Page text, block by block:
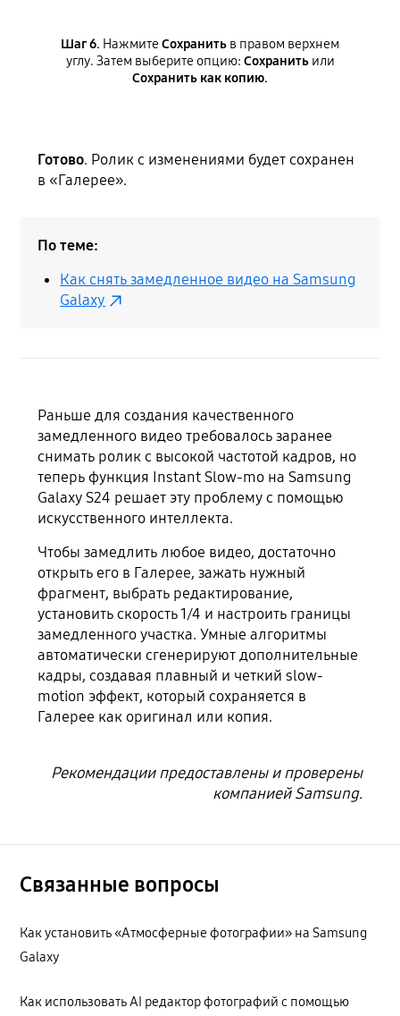
Шаг 6. НажмитеСохранить в правом верхнем
углу. Затем выберите опцию: Сохранитьили
Сохранить как копию.
Готово. Ролик с изменениями будет сохранен
в «Галерее».
По теме:
Как снять замедленное видео на Samsung
Galaxy
Раньше для создания качественного
замедленного видео требовалось заранее
снимать ролик с высокой частотой кадров, но
теперь функция Instant Slow-mo на Samsung
Galaxy S24 решает эту проблему с помощью
искусственного интеллекта.
Чтобы замедлить любое видео, достаточно
открыть его в Галерее, зажать нужный
фрагмент, выбрать редактирование,
установить скорость 1/4 и настроить границы
замедленного участка. Умные алгоритмы
автоматически сгенерируют дополнительные
кадры, создавая плавный и четкий slow-
motion эффект, который сохраняется в
Галерее как оригинал или копия.
Рекомендации предоставлены и проверены
компанией Samsung.
Связанные вопросы
Как установить «Атмосферные фотографии» на Samsung
Galaxy
Как использовать AI редактор фотографий с помощью